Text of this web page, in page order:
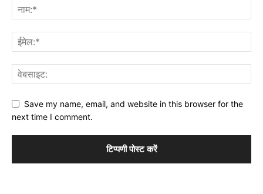
Save my name, email, and website in this browser for the
next time I comment.